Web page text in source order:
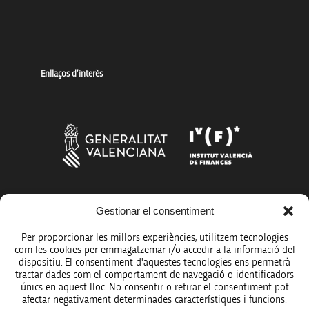
Gestionar el consentiment
Per proporcionar les millors experiències, utilitzem tecnologies
com les cookies per emmagatzemar i/o accedir a la informació del
dispositiu. El consentiment d'aquestes tecnologies ens permetrà
tractar dades com el comportament de navegació o identificadors
únics en aquest lloc. No consentir o retirar el consentiment pot
afectar negativament determinades característiques i funcions.
Enllaços d’interès
Més organismes de suport a la innovació
Avís legal